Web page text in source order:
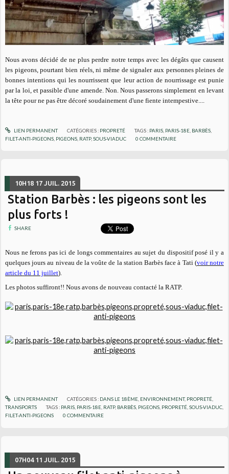
Nous avons décidé de ne plus perdre notre temps avec les dégâts que causent
les pigeons, pourtant bien réels, ni même de signaler aux personnes pleines de
bonnes intentions qui les nourrissent que leur action de nourrissage est punie
par la loi, et passible d'une amende. Non. Nous passerons simplement en levant
la tête pour ne pas être décoré soudainement d'une fiente intempestive....
LIEN PERMANENT CATÉGORIES : PROPRETÉ TAGS : PARIS PARIS-18E BARBÈS
FILET-ANTI-PIGEONS PIGEONS RATP,SOUS-VIADUC 0 COMMENTAIRE
10H18 17 JUIL. 2015
Station Barbès : les pigeons sont les
plus forts !
SHARE
Nous ne ferons pas ici de longs commentaires au sujet du dispositif posé il y a
quelques jours au niveau de la voûte de la station Barbès face à Tati (voir notre
article du 11 juillet).
Les photos suffiront!! Nous avons de nouveau contacté la RATP.
LIEN PERMANENT CATÉGORIES : DANS LE 18ÈME, ENVIRONNEMENT, PROPRETÉ,
TRANSPORTS
TAGS : PARIS PARIS-18E RATP, BARBÈS PIGEONS PROPRETÉ ,SOUS-VIADUC
FILET-ANTI-PIGEONS
0 COMMENTAIRE
07H04 11 JUIL. 2015